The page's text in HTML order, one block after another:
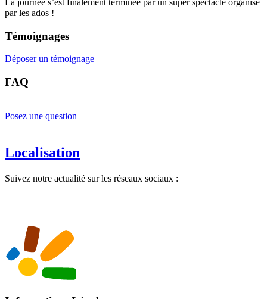
La journée s’est finalement terminée par un super spectacle organisé
par les ados !
Témoignages
Déposer un témoignage
FAQ
Posez une question
Localisation
Suivez notre actualité sur les réseaux sociaux :